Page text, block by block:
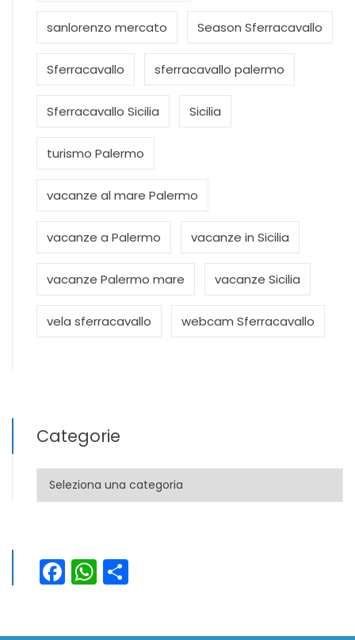
sanlorenzo mercato Season Sferracavallo
Sferracavallo sferracavallo palermo
Sferracavallo Sicilia Sicilia
turismo Palermo
vacanze al mare Palermo
vacanze a Palermo vacanze in Sicilia
vacanze Palermo mare vacanze Sicilia
vela sferracavallo webcam Sferracavallo
Categorie
Categorie
Facebook
WhatsApp